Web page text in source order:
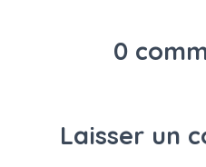
0
Laisser un